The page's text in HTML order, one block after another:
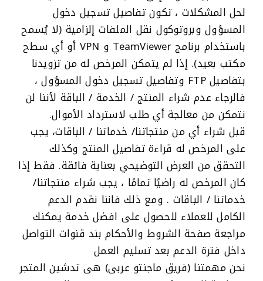
لحل المشكلات ، تكون تفاصيل تسجيل دخول
المسؤول وبروتوكول نقل الملفات إلزامية (لا يُسمح
باستخدام برنامج TeamViewer و VPN أو أي سطح
مكتب بعيد). إذا لم يتمكن المرخص له من تزويدنا
بتفاصيل FTP وتفاصيل تسجيل دخول المسؤول ،
فالرجاء عدم شراء المنتج / الخدمة / الباقة لأننا لن
نتمكن من معالجة أي طلب لاسترداد الأموال.
قبل شراء أي من منتجاتنا/ خدماتنا / الباقات، يجب
على المرخص له قراءة تفاصيل المنتج وكذلك
التحقق من العرض التوضيحي بعناية فائقة. فقط إذا
كان المرخص له راضيًا تمامًا ، يجب شراء منتجاتنا/
خدماتنا / الباقات . ومع ذلك فاننا نقدم الدعم
الكامل للعملاء للحصول على افضل خدمة يمكنك
مراجعة صفحة الشروط والأحكام بند قنوات التواصل
داخل فترة الدعم بعد تسليم العمل
نحن مهمتنا (فريق ماجنتو عربى) هى تدشين المتجر